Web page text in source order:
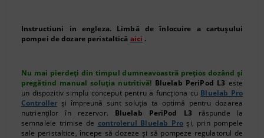
Instructiuni in engleza. Limbă de înlocuire a cartuşului
pompei de dozare peristaltică aici .
Nu mai pierdeți din timpul dumneavoastră prețios dozând și
pregătind manual soluția nutritivă! Bluelab PeriPod L3 este
un dispozitiv simplu conceput pentru a funcționa cu Bluelab Pro
Controller și împreună sunt soluția ta optimă pentru dozarea
nutrienților în rezervor. Bluelab PeriPod L3răspunde la
semnalele trimise de controlerul Bluelab Proși, prin pompele
sale peristaltice, începe să dozeze și să pompeze regulatorul de